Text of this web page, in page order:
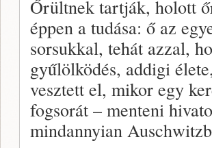
Őrültnek tartják, holott
éppen a tudása: ő az
sorsukkal, tehát azzal,
gyűlölködés, addigi
vesztett el, mikor egy
fogsorát – menteni
mindannyian